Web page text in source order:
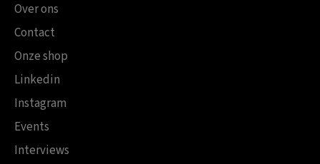
Over ons
Contact
Onze shop
Linkedin
Instagram
Events
Interviews